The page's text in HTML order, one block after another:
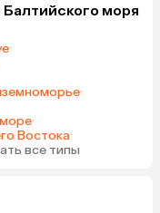
моря
·
·
·
Востока·
все типы